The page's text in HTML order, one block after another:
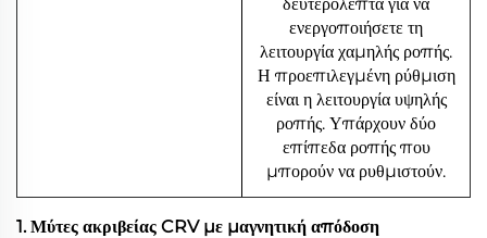
ενεργοποιήσετε τη
λειτουργία χαμηλής ροπής.
Η προεπιλεγμένη ρύθμιση
είναι η λειτουργία υψηλής
ροπής. Υπάρχουν δύο
επίπεδα ροπής που
μπορούν να ρυθμιστούν.
1. Μύτες ακριβείας CRV με μαγνητική απόδοση